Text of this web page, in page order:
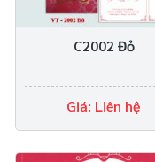
C2002 Đỏ
Giá: Liên hệ